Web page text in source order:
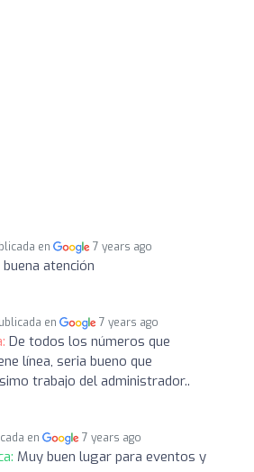
en 7 years ago
buena atención
en 7 years ago
De todos los números que
línea, seria bueno que
trabajo del administrador..
en 7 years ago
Muy buen lugar para eventos y